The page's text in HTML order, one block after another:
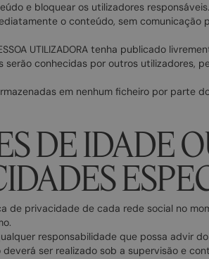
e bloquear os utilizadores responsáveis.
o conteúdo, sem
UTILIZADORA tenha publicado
serão conhecidas por outros utilizadores,
em nenhum ficheiro por parte do
DE IDADE
de privacidade de cada rede social no
responsabilidade que possa advir
ser realizado sob a supervisão e